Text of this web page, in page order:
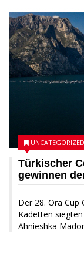
Türkischer
gewinnen
Der 28. Ora Cup
Kadetten
Ahnieshka
UNCATEGORIZED